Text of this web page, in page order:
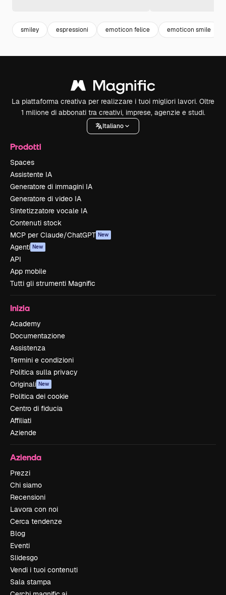
smiley espressioni emoticon felice emoticon smile
La piattaforma creativa per realizzare i tuoi migliori lavori. Oltre
1 milione di abbonati tra creativi, imprese, agenzie e studi.
Italiano
Prodotti
Spaces
Assistente IA
Generatore di immagini IA
Generatore di video IA
Sintetizzatore vocale IA
Contenuti stock
MCP per Claude/ChatGPT New
Agenti New
API
App mobile
Tutti gli strumenti Magnific
Inizia
Academy
Documentazione
Assistenza
Termini e condizioni
Politica sulla privacy
Originali New
Politica dei cookie
Centro di fiducia
Affiliati
Aziende
Azienda
Prezzi
Chi siamo
Recensioni
Lavora con noi
Cerca tendenze
Blog
Eventi
Slidesgo
Vendi i tuoi contenuti
Sala stampa